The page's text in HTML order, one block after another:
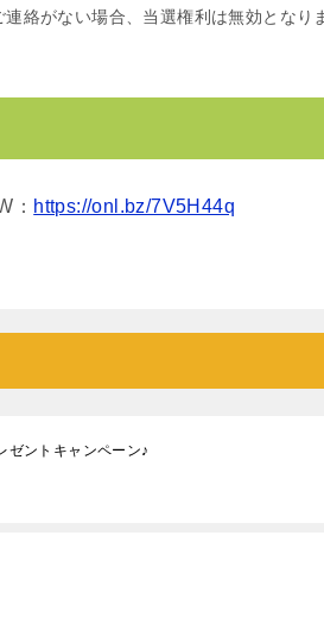
絡がない場合、当選権利は無効となり
： https://onl.bz/7V5H44q
ゼントキャンペーン♪